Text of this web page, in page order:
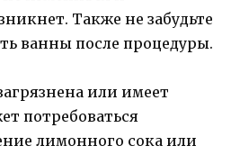
Также не забудьте
ванны после процедуры.
или имеет
потребоваться
лимонного сока или